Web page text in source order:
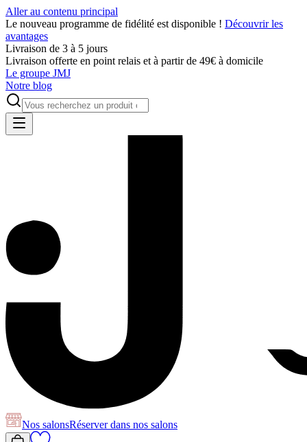
Aller au contenu principal
Le nouveau programme de fidélité est disponible ! Découvrir les
avantages
Livraison de 3 à 5 jours
Livraison offerte en point relais et à partir de 49€ à domicile
Le groupe JMJ
Notre blog
Nos salonsRéserverdans nos salons